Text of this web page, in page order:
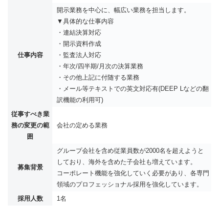
仕事内容
開示業務を中心に、幅広い業務を担当します。
▼具体的な仕事内容
・連結決算対応
・開示資料作成
・監査法人対応
・年次/四半期/月次の決算業務
・その他上記に付随する業務
・メール等テキストでの英文対応有(DEEP Lなどの翻
訳機能の利用可)
従事すべき業
務の変更の範
囲
会社の定める業務
募集背景
グループ会社を含め従業員数が2000名を超えようと
しており、海外を含めた子会社も増えています。
コーポレート機能を強化していく必要があり、各専門
領域のプロフェッショナル採用を強化しています。
採用人数
1名